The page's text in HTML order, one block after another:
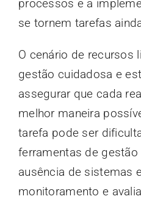
processos e a
se tornem tarefas
O cenário de recursos
gestão cuidadosa e
assegurar que cada
melhor maneira
tarefa pode ser
ferramentas de gestão
ausência de sistemas
monitoramento e